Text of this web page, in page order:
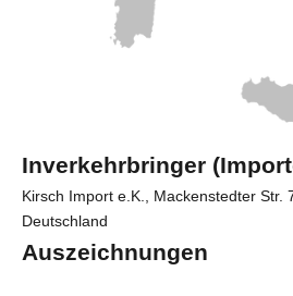
Inverkehrbringer
Kirsch Import e.K., Mackenstedter Str.
Deutschland
Auszeichnungen